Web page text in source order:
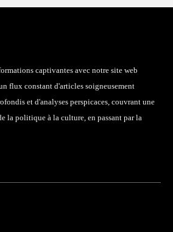
captivantes avec notre site web
flux constant d'articles soigneusement
et d'analyses perspicaces, couvrant une
la politique à la culture, en passant par la